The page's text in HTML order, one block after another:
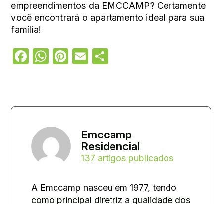
empreendimentos da EMCCAMP? Certamente
você encontrará o apartamento ideal para sua
família!
Facebook
WhatsApp
Pinterest
Email
Emccamp
Residencial
137 artigos publicados
A Emccamp nasceu em 1977, tendo
como principal diretriz a qualidade dos